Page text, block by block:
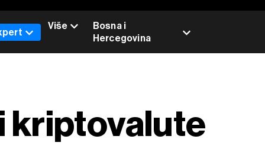
Bosna i
Hercegovina
Više
kriptovalute